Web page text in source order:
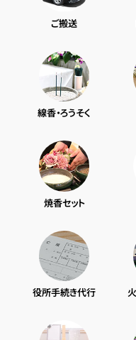
ご搬送
線香・ろうそく
焼香セット
役所手続き代行